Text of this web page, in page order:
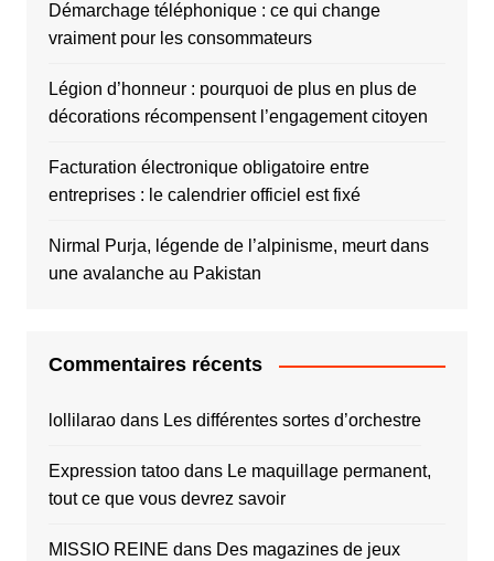
Démarchage téléphonique : ce qui change
vraiment pour les consommateurs
Légion d’honneur : pourquoi de plus en plus de
décorations récompensent l’engagement citoyen
Facturation électronique obligatoire entre
entreprises : le calendrier officiel est fixé
Nirmal Purja, légende de l’alpinisme, meurt dans
une avalanche au Pakistan
Commentaires récents
lollilaraodans Les différentes sortes d’orchestre
Expression tatoodans Le maquillage permanent,
tout ce que vous devrez savoir
MISSIO REINE dans Des magazines de jeux